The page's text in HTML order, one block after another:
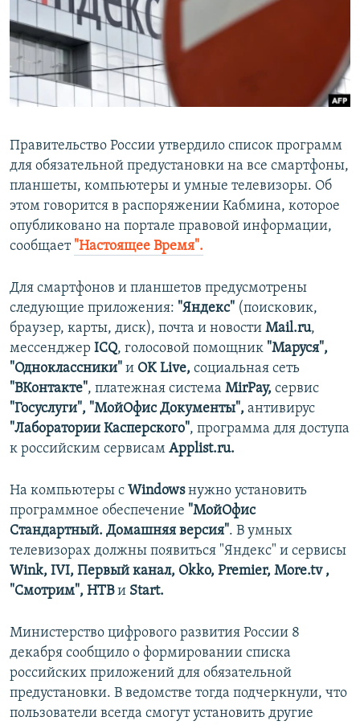
ПОБЕДИТЕЛЕЙ НЕ СУДЯТ?
КРЫМ.НЕПОКОРЕННЫЙ
ELIFBE
УКРАИНСКАЯ ПРОБЛЕМА КРЫМА
ПРИСОЕДИНЯЙТЕСЬ!
Правительство России утвердило список программ
для обязательной предустановки на все смартфоны,
планшеты, компьютеры и умные телевизоры. Об
этом говорится в распоряжении Кабмина, которое
опубликовано на портале правовой информации,
сообщает "Настоящее Время".
Для смартфонов и планшетов предусмотрены
следующие приложения: "Яндекс" (поисковик,
браузер, карты, диск), почта и новости Mail.ru,
мессенджер ICQ, голосовой помощник "Маруся",
"Одноклассники" и OK Live, социальная сеть
"ВКонтакте", платежная система MirPay, сервис
"Госуслуги", "МойОфис Документы", антивирус
"Лаборатории Касперского", программа для доступа
к российским сервисам Applist.ru.
На компьютеры с Windowsнужно установить
программное обеспечение "МойОфис
Стандартный. Домашняя версия". В умных
телевизорах должны появиться "Яндекс" и сервисы
Wink, IVI, Первый канал, Okko, Premier, More.tv ,
"Смотрим", НТВи Start.
Министерство цифрового развития России 8
декабря сообщило о формировании списка
российских приложений для обязательной
предустановки. В ведомстве тогда подчеркнули, что
пользователи всегда смогут установить другие